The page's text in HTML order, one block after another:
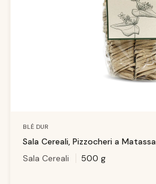
BLÉ DUR
Sala Cereali, Pizzocheri a Matassa
Sala Cereali
500 g